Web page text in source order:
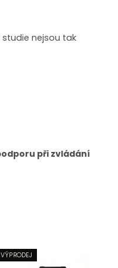
nejsou tak
při zvládání
VÝPRODEJ